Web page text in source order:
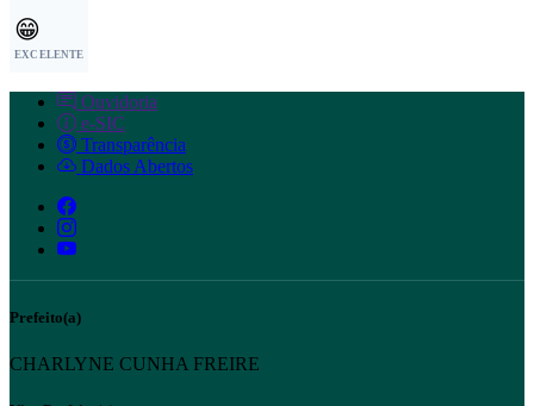
😁
EXCELENTE
Ouvidoria
e-SIC
Transparência
Dados Abertos
Prefeito(a)
CHARLYNE CUNHA FREIRE